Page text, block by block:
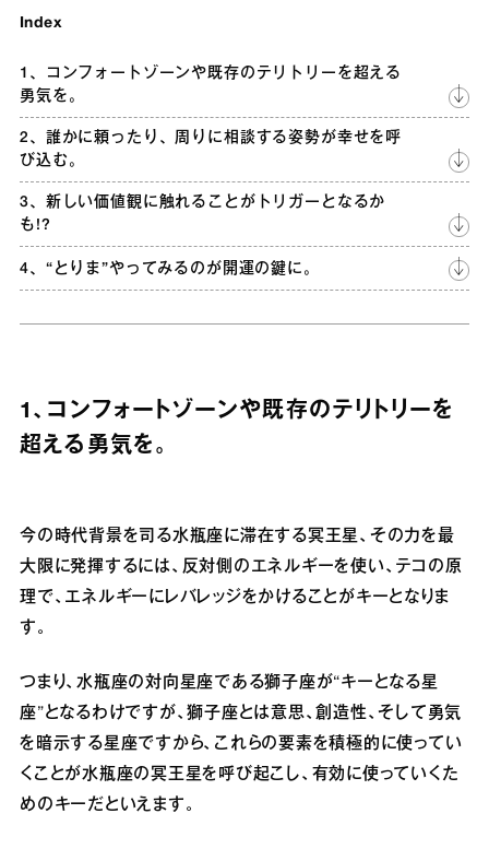
Index
1、コンフォートゾーンや既存のテリトリーを超える
勇気を。
2、誰かに頼ったり、周りに相談する姿勢が幸せを呼
び込む。
3、新しい価値観に触れることがトリガーとなるか
も!?
4、“とりま”やってみるのが開運の鍵に。
1、コンフォートゾーンや既存のテリトリーを
超える勇気を。
今の時代背景を司る水瓶座に滞在する冥王星、その力を最
大限に発揮するには、反対側のエネルギーを使い、テコの原
理で、エネルギーにレバレッジをかけることがキーとなりま
す。
つまり、水瓶座の対向星座である獅子座が“キーとなる星
座”となるわけですが、獅子座とは意思、創造性、そして勇気
を暗示する星座ですから、これらの要素を積極的に使ってい
くことが水瓶座の冥王星を呼び起こし、有効に使っていくた
めのキーだといえます。